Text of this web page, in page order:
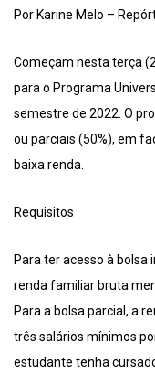
Por Karine Melo –
Começam nesta terça
para o Programa
semestre de 2022. O
ou parciais (50%), em
baixa renda.
Requisitos
Para ter acesso à
renda familiar bruta
Para a bolsa parcial, a
três salários mínimos
estudante tenha